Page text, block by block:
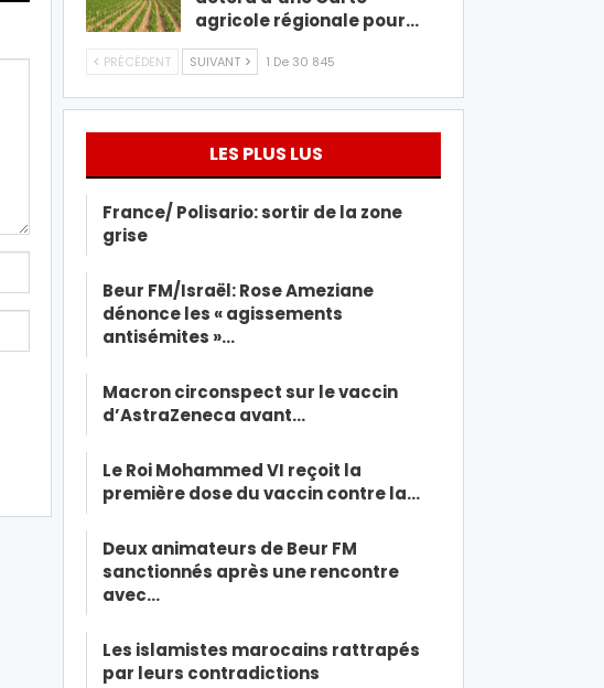
agricole régionale pour…
PRÉCÉDENT SUIVANT 1 De 30 845
LES PLUS LUS
France/ Polisario: sortir de la zone
grise
Beur FM/Israël: Rose Ameziane
dénonce les « agissements
antisémites »…
Macron circonspect sur le vaccin
d’AstraZeneca avant…
Le Roi Mohammed VI reçoit la
première dose du vaccin contre la…
Deux animateurs de Beur FM
sanctionnés après une rencontre
avec…
Les islamistes marocains rattrapés
par leurs contradictions